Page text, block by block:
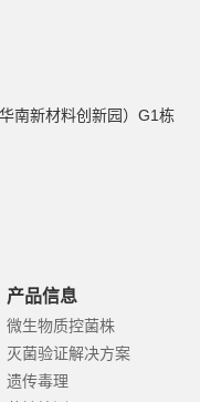
南新材料创新园）G1栋
产品信息
微生物质控菌株
灭菌验证解决方案
遗传毒理